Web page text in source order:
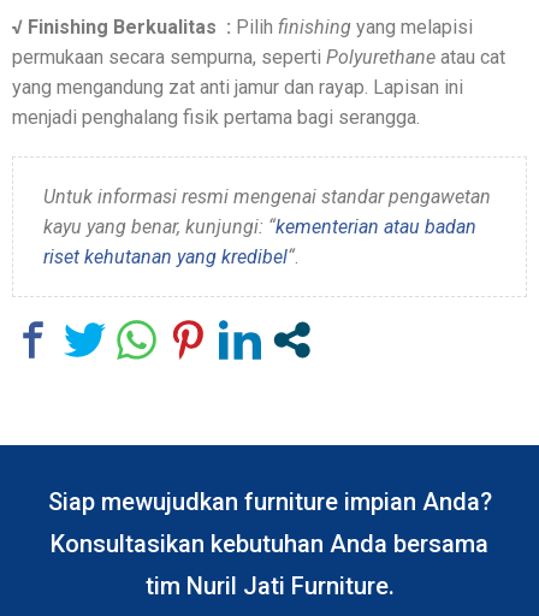
√ Finishing Berkualitas : Pilih finishing yang melapisi
permukaan secara sempurna, seperti Polyurethane atau cat
yang mengandung zat anti jamur dan rayap. Lapisan ini
menjadi penghalang fisik pertama bagi serangga.
Untuk informasi resmi mengenai standar pengawetan
kayu yang benar, kunjungi: “kementerian atau badan
riset kehutanan yang kredibel“.
Siap mewujudkan furniture impian Anda?
Konsultasikan kebutuhan Anda bersama
tim Nuril Jati Furniture.